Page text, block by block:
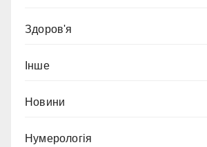
Здоров'я
Інше
Новини
Нумерологія